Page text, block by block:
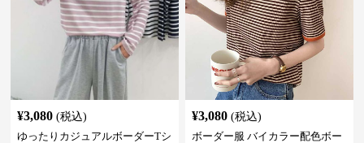
¥3,080 (税込)
ゆったりカジュアルボーダーTシ
¥3,080 (税込)
ボーダー服 バイカラー配色ボー